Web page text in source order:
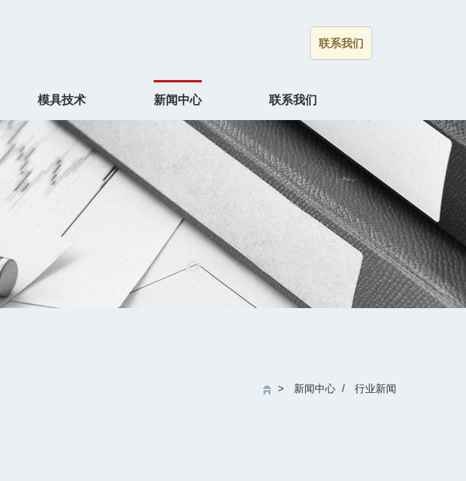
联系我们
模具技术 新闻中心 联系我们
> 新闻中心 / 行业新闻